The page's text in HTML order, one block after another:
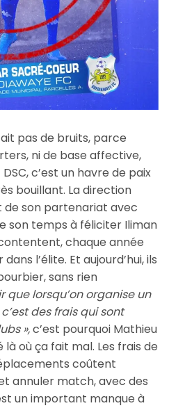
pas de bruits, parce
ni de base affective,
c’est un havre de paix
bouillant. La direction
de son partenariat avec
son temps à féliciter Iliman
chaque année
l’élite. Et aujourd’hui, ils
sans rien
que lorsqu’on organise un
des frais qui sont
»,c’est pourquoi Mathieu
où ça fait mal. Les frais de
coûtent
annuler match, avec des
un important manque à